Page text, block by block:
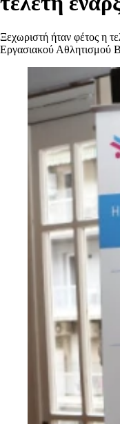
Ξεχωριστή ήταν φέτος η
Εργασιακού Αθλητισμού